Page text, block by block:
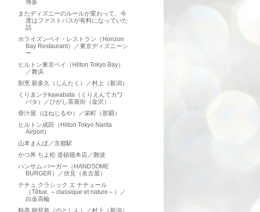
博多
またディズニーのルールが変わって、今
度はファストパスが有料になっていた
話
ホライズンベイ・レストラン（Horizon
Bay Restaurant）／東京ディズニーシ
ー
ヒルトン東京ベイ（Hilton Tokyo Bay）
／舞浜
割烹 新多久（しんたく）／村上（新潟）
くりゑンテkawabata（くりえんてカワ
バタ）／ひがし茶屋街（金沢）
骨汁屋（ほねじるや）／栄町（那覇）
ヒルトン成田（Hilton Tokyo Narita
Airport）
山本まんぼ／京都駅
かつ丼 ちよ松 道頓堀本店／難波
ハンサム バーガー（HANDSOME
BURGER）／伏見（名古屋）
テチュ クラシック エ ナチュール
（Têtue. ～classique et nature～）／
白金高輪